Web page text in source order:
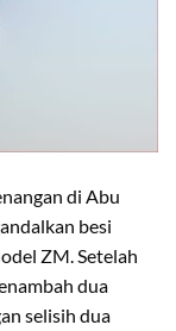
di Abu
besi
ZM. Setelah
dua
selisih dua